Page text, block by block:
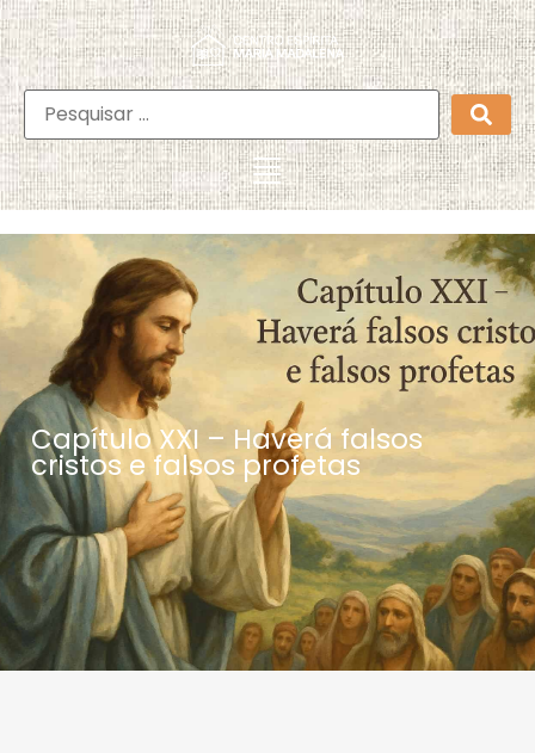
Capítulo XXI – Haverá falsos
cristos e falsos profetas